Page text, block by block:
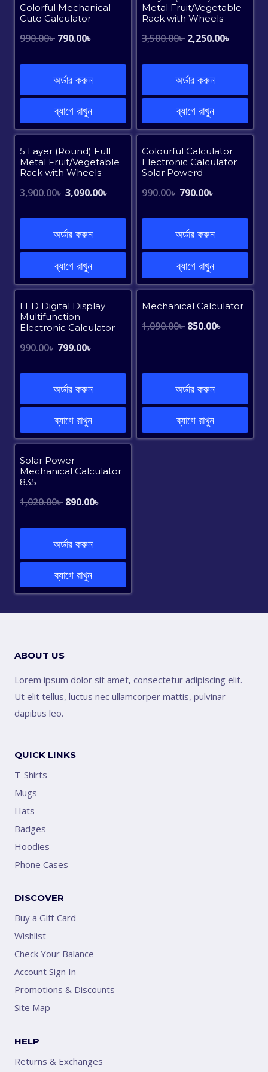
Colorful Mechanical
Cute Calculator
990.00৳ Original
was:
990.00৳ .
790.00৳
is:
790.00৳ .
অর্ডার করুন
ব্যাগে রাখুন
Metal Fruit/Vegetable
Rack with Wheels
3,500.00৳ Original
was:
3,500.00৳ .
2,250.00৳
অর্ডার করুন
ব্যাগে রাখুন
Sale!
5 Layer (Round) Full
Metal Fruit/Vegetable
Rack with Wheels
3,900.00৳Original
was:
3,900.00৳ .
3,090.00৳ Current
3,090.00৳ .
অর্ডার করুন
ব্যাগে রাখুন
Sale!
Colourful Calculator
Electronic Calculator
Solar Powerd
990.00৳ Original
was:
990.00৳ .
790.00৳
is:
790.00৳ .
অর্ডার করুন
ব্যাগে রাখুন
Sale!
LED Digital Display
Multifunction
Electronic Calculator
990.00৳ Original
was:
990.00৳ .
799.00৳
is:
799.00৳ .
অর্ডার করুন
ব্যাগে রাখুন
Sale!
Mechanical Calculator
1,090.00৳ Original
1,090.00৳ .
850.00৳
অর্ডার করুন
ব্যাগে রাখুন
Solar Power
Mechanical Calculator
835
1,020.00৳ Original
was:
1,020.00৳ .
890.00৳
890.00৳ .
অর্ডার করুন
ব্যাগে রাখুন
ABOUT US
Lorem ipsum dolor sit amet, consectetur adipiscing elit.
Ut elit tellus, luctus nec ullamcorper mattis, pulvinar
dapibus leo.
QUICK LINKS
T-Shirts
Mugs
Hats
Badges
Hoodies
Phone Cases
DISCOVER
Buy a Gift Card
Wishlist
Check Your Balance
Account Sign In
Promotions & Discounts
Site Map
HELP
Returns & Exchanges